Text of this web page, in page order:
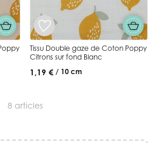
Tissu Double gaze de Coton Poppy
Citrons sur fond Blanc
1,19 € / 10 cm
8 articles